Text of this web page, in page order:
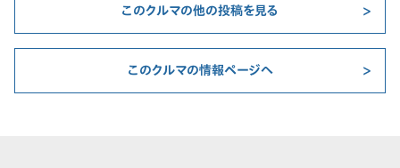
このクルマの他の投稿を見る
このクルマの情報ページへ